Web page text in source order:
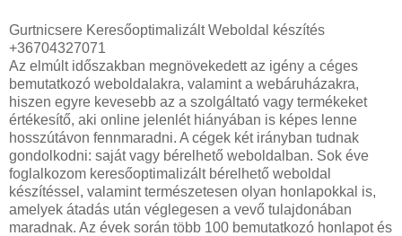
Gurtnicsere Keresőoptimalizált Weboldal készítés
+36704327071
Az elmúlt időszakban megnövekedett az igény a céges
bemutatkozó weboldalakra, valamint a webáruházakra,
hiszen egyre kevesebb az a szolgáltató vagy termékeket
értékesítő, aki online jelenlét hiányában is képes lenne
hosszútávon fennmaradni. A cégek két irányban tudnak
gondolkodni: saját vagy bérelhető weboldalban. Sok éve
foglalkozom keresőoptimalizált bérelhető weboldal
készítéssel, valamint természetesen olyan honlapokkal is,
amelyek átadás után véglegesen a vevő tulajdonában
maradnak. Az évek során több 100 bemutatkozó honlapot és